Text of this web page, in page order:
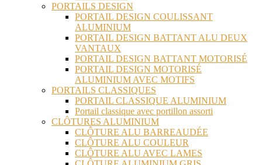
PORTAILS DESIGN
PORTAIL DESIGN COULISSANT
ALUMINIUM
PORTAIL DESIGN BATTANT ALU DEUX
VANTAUX
PORTAIL DESIGN BATTANT MOTORISÉ
PORTAIL DESIGN MOTORISÉ
ALUMINIUM AVEC MOTIFS
PORTAILS CLASSIQUES
PORTAIL CLASSIQUE ALUMINIUM
Portail classique avec portillon assorti
CLÔTURES ALUMINIUM
CLÔTURE ALU BARREAUDÉE
CLÔTURE ALU COULEUR
CLÔTURE ALU AVEC LAMES